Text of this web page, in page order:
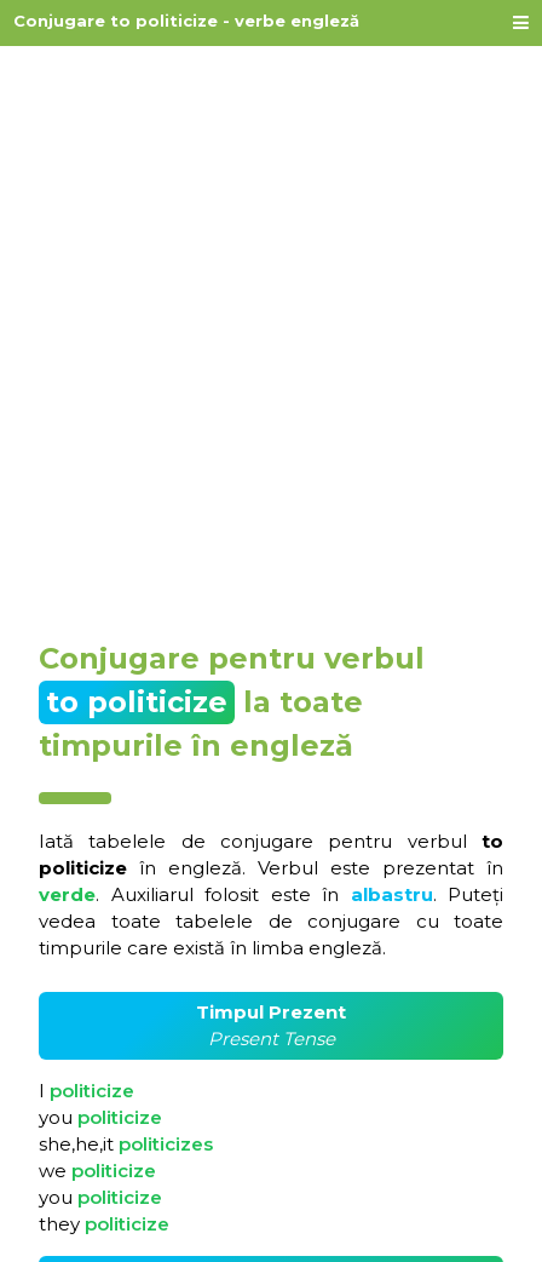
Conjugare to politicize - verbe engleză
Conjugare pentru verbul
to politicize la toate
timpurile în engleză
Iată tabelele de conjugare pentru verbul to
politicize în engleză. Verbul este prezentat în
verde. Auxiliarul folosit este în albastru. Puteți
vedea toate tabelele de conjugare cu toate
timpurile care există în limba engleză.
Timpul Prezent
Present Tense
I politicize
you politicize
she,he,it politicizes
we politicize
you politicize
they politicize